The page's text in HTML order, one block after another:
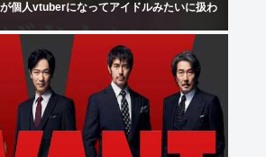
個人vtuberになってアイドルみたいに扱わ